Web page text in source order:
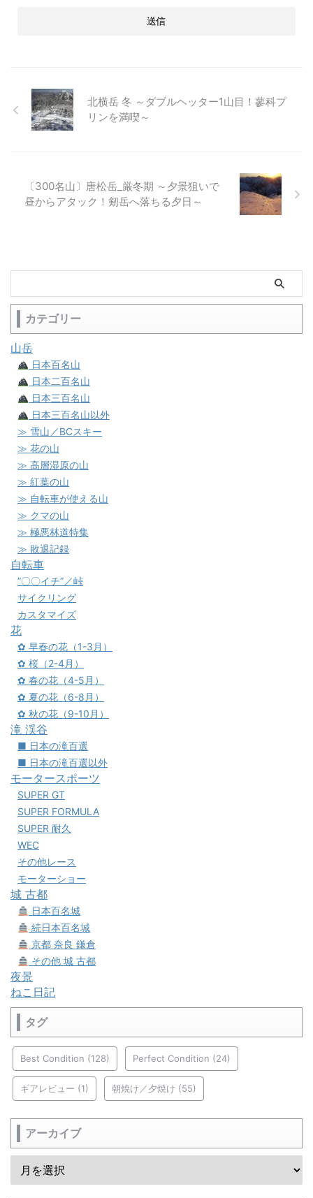
北横岳 冬 ～ダブルヘッター1山目！蓼科プ
リンを満喫～
〔300名山〕唐松岳_厳冬期 ～夕景狙いで
昼からアタック！剱岳へ落ちる夕日～
カテゴリー
山岳
日本百名山
日本二百名山
日本三百名山
日本三百名山以外
≫ 雪山／BCスキー
≫ 花の山
≫ 高層湿原の山
≫ 紅葉の山
≫ 自転車が使える山
≫ クマの山
≫ 極悪林道特集
≫ 敗退記録
自転車
”〇〇イチ”／峠
サイクリング
カスタマイズ
花
✿ 早春の花（1-3月）
✿ 桜（2-4月）
✿ 春の花（4-5月）
✿ 夏の花（6-8月）
✿ 秋の花（9-10月）
滝 渓谷
■ 日本の滝百選
■ 日本の滝百選以外
モータースポーツ
SUPER GT
SUPER FORMULA
SUPER 耐久
WEC
その他レース
モーターショー
城 古都
日本百名城
続日本百名城
京都 奈良 鎌倉
その他 城 古都
夜景
ねこ日記
タグ
Best Condition (128) Perfect Condition (24)
ギアレビュー (1) 朝焼け／夕焼け (55)
アーカイブ